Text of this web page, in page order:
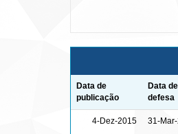
Data de
publicação
Data de
defesa
4-Dez-2015 31-